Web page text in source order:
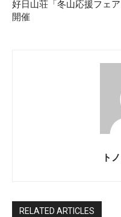
好日山荘「冬山応援フェア
開催
ト
RELATED ARTICLES